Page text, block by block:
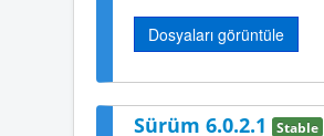
Dosyaları görüntüle
Sürüm 6.0.2.1 Stable